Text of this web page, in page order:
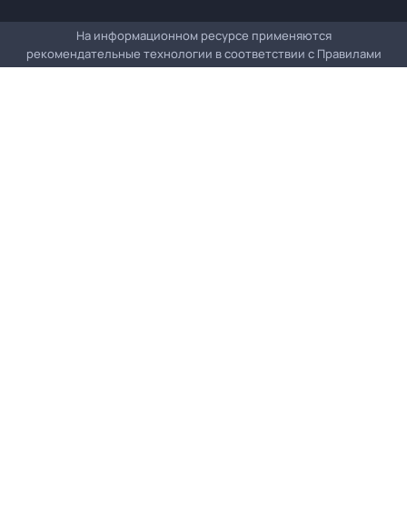
На информационном ресурсе применяются
рекомендательные технологии в соответствии с Правилами